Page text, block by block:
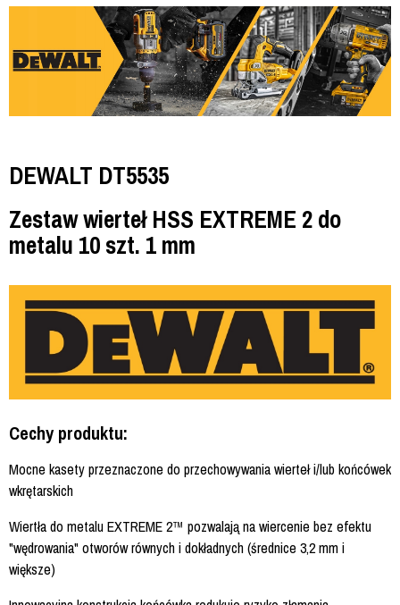
DEWALT DT5535
Zestaw wierteł HSS EXTREME 2 do
metalu 10 szt. 1 mm
Cechy produktu:
Mocne kasety przeznaczone do przechowywania wierteł i/lub końcówek
wkrętarskich
Wiertła do metalu EXTREME 2™ pozwalają na wiercenie bez efektu
"wędrowania" otworów równych i dokładnych (średnice 3,2 mm i
większe)